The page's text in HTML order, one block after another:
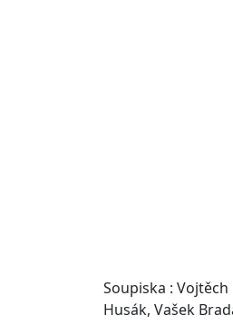
Soupiska :
Husák, Vašek